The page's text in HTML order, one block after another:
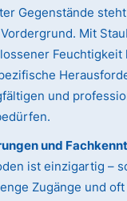
Gegenstände
Mit
Feuchtigkeit
und
und
ist einzigartig –
Zugänge und